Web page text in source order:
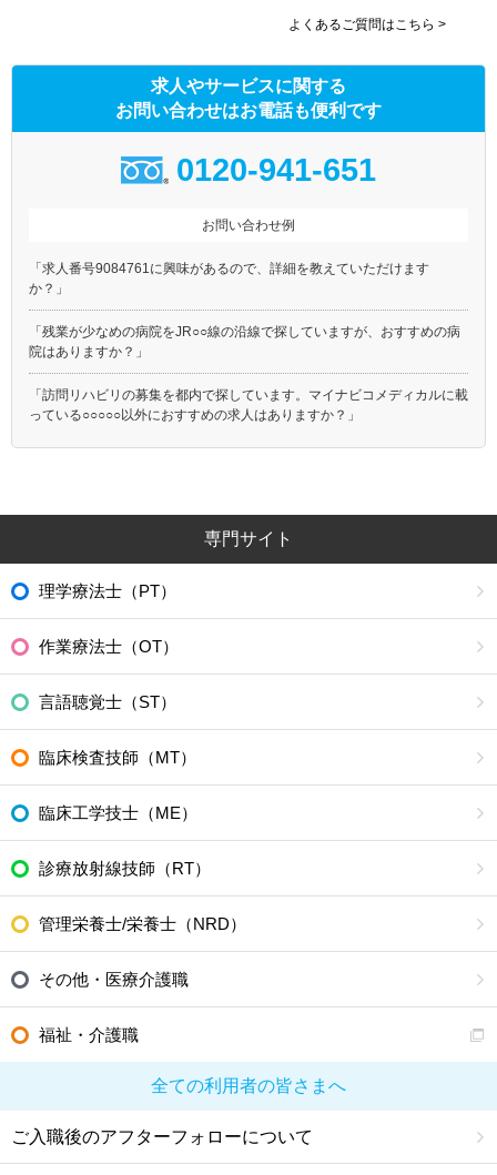
よくあるご質問はこちら >
求人やサービスに関する
お問い合わせはお電話も便利です
0120-941-651
お問い合わせ例
「求人番号9084761に興味があるので、詳細を教えていただけます
か？」
「残業が少なめの病院をJR○○線の沿線で探していますが、おすすめの病
院はありますか？」
「訪問リハビリの募集を都内で探しています。マイナビコメディカルに載
っている○○○○○以外におすすめの求人はありますか？」
専門サイト
理学療法士（PT）
作業療法士（OT）
言語聴覚士（ST）
臨床検査技師（MT）
臨床工学技士（ME）
診療放射線技師（RT）
管理栄養士/栄養士（NRD）
その他・医療介護職
福祉・介護職
全ての利用者の皆さまへ
ご入職後のアフターフォローについて